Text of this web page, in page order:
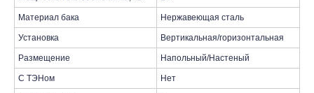
Материал бака Нержавеющая сталь
Установка Вертикальная/горизонтальная
Размещение Напольный/Настеный
С ТЭНом Нет